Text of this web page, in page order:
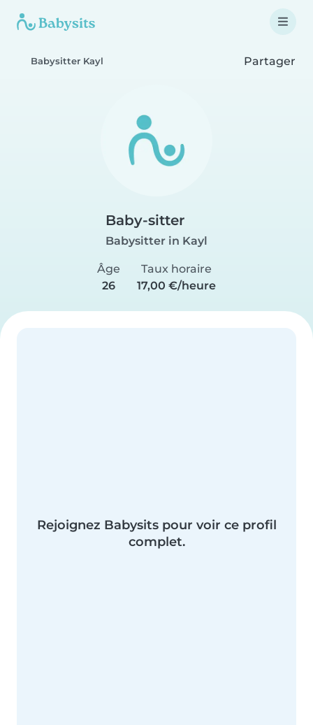
Babysitter Kayl Partager
Baby-sitter
Babysitter in Kayl
Âge
26
Taux horaire
17,00 €/heure
Rejoignez Babysits pour voir ce profil
complet.